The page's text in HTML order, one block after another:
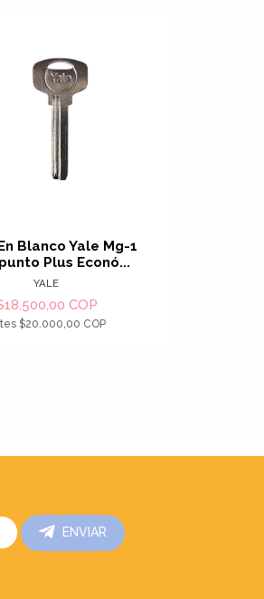
Blanco Yale Mg-1
Plus Econó...
YALE
COP
$20.000,00 COP
ENVIAR